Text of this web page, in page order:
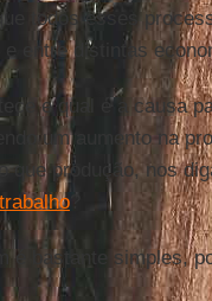
todos esses
e entre distintas
e qual é a causa
um aumento na
que produção, nos
?
é bastante simples,